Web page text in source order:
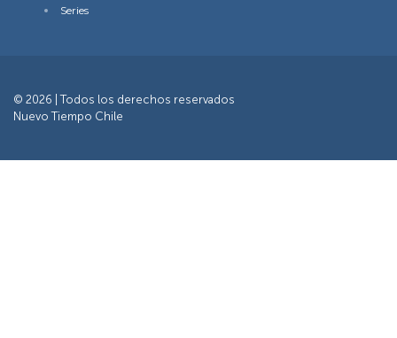
Series
© 2026 | Todos los derechos reservados
Nuevo Tiempo Chile